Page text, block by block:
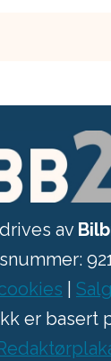
av
er basert